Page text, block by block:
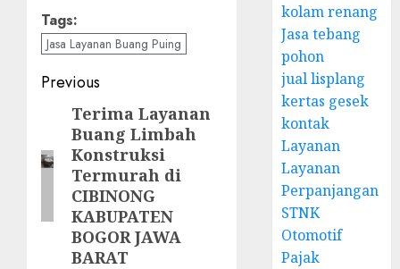
Tags:
Jasa Layanan Buang Puing
Post
navigation
Previous
Previous
post:
Terima Layanan
Buang Limbah
Konstruksi
Termurah di
CIBINONG
KABUPATEN
BOGOR JAWA
BARAT
kolam renang
Jasa tebang
pohon
jual lisplang
kertas gesek
kontak
Layanan
Layanan
Perpanjangan
STNK
Otomotif
Pajak